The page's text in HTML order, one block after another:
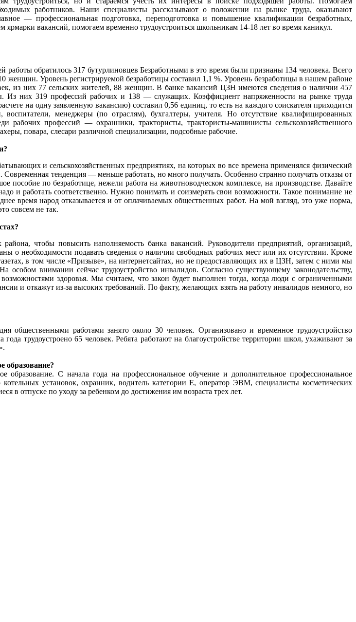
работников. Наши специалисты рассказывают о положении на рынке труда, оказывают
— профессиональная подготовка, переподготовка и повышение квалификации безработных,
ярмарки вакансий, помогаем временно трудоустроиться школьникам 14-18 лет во время каникул.
обратилось 317 бутурлиновцев Безработными в это время были признаны 134 человека. Всего
женщин. Уровень регистрируемой безработицы составил 1,1 %. Уровень безработицы в нашем районе
из них 77 сельских жителей, 88 женщин. В банке вакансий ЦЗН имеются сведения о наличии 457
Из них 319 профессий рабочих и 138 — служащих. Коэффициент напряженности на рынке труда
на одну заявленную вакансию) составил 0,56 единиц, то есть на каждого соискателя приходится
менеджеры (по отраслям), бухгалтеры, учителя. Но отсутствие квалифицированных
рабочих профессий — охранники, трактористы, трактористы-машинисты сельскохозяйственного
повара, слесари различной специализации, подсобные рабочие.
и сельскохозяйственных предприятиях, на которых во все времена применялся физический
тенденция — меньше работать, но много получать. Особенно странно получать отказы от
по безработице, нежели работа на животноводческом комплексе, на производстве. Давайте
и работать соответственно. Нужно понимать и соизмерять свои возможности. Такое понимание не
время народ отказывается и от оплачиваемых общественных работ. На мой взгляд, это уже норма,
совсем не так.
чтобы повысить наполняемость банка вакансий. Руководители предприятий, организаций,
о необходимости подавать сведения о наличии свободных рабочих мест или их отсутствии. Кроме
в том числе «Призыве», на интернетсайтах, но не предоставляющих их в ЦЗН, затем с ними мы
внимании сейчас трудоустройство инвалидов. Согласно существующему законодательству,
здоровья. Мы считаем, что закон будет выполнен тогда, когда люди с ограниченными
и откажут из-за высоких требований. По факту, желающих взять на работу инвалидов немного, но
работами занято около 30 человек. Организовано и временное трудоустройство
трудоустроено 65 человек. Ребята работают на благоустройстве территории школ, ухаживают за
образование?
С начала года на профессиональное обучение и дополнительное профессиональное
установок, охранник, водитель категории Е, оператор ЭВМ, специалисты косметических
в отпуске по уходу за ребенком до достижения им возраста трех лет.